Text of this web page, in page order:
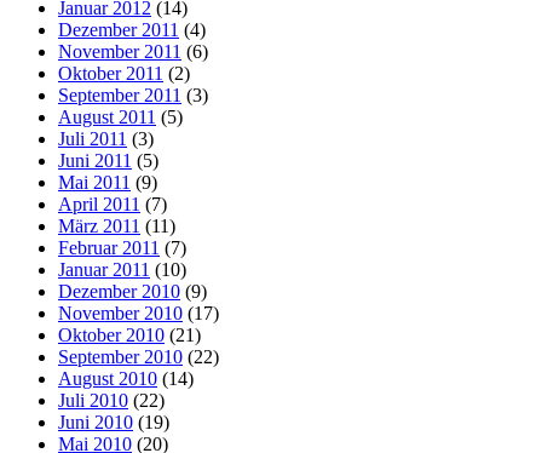
Januar 2012 (14)
Dezember 2011 (4)
November 2011 (6)
Oktober 2011 (2)
September 2011 (3)
August 2011 (5)
Juli 2011 (3)
Juni 2011 (5)
Mai 2011 (9)
April 2011 (7)
März 2011 (11)
Februar 2011 (7)
Januar 2011 (10)
Dezember 2010 (9)
November 2010 (17)
Oktober 2010 (21)
September 2010 (22)
August 2010 (14)
Juli 2010 (22)
Juni 2010 (19)
Mai 2010 (20)